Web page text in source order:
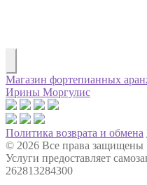
Магазин фортепианных
Ирины Моргулис
Политика возврата и обмена
© 2026 Все права защищены
Услуги предоставляет
262813284300